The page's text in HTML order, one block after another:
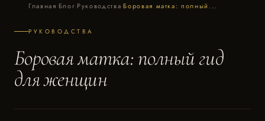
Главная·Блог·Руководства·Боровая матка: полный...
РУКОВОДСТВА
Боровая матка: полный гид
для женщин